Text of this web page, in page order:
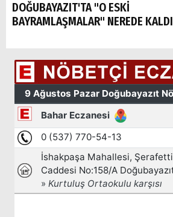
DOĞUBAYAZIT'TA "O ESKİ
BAYRAMLAŞMALAR" NEREDE KALDI